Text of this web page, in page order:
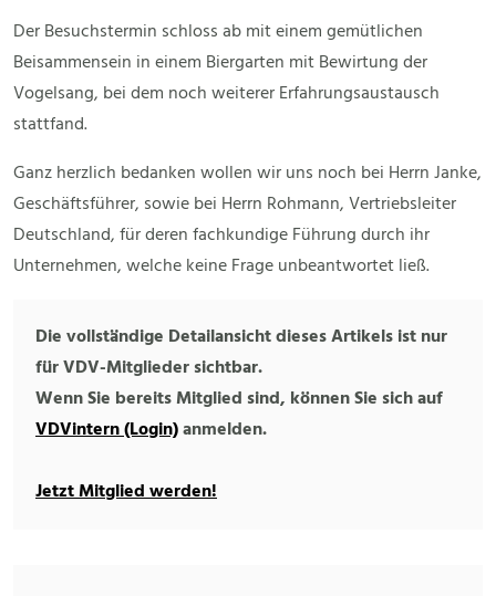
Der Besuchstermin schloss ab mit einem gemütlichen
Beisammensein in einem Biergarten mit Bewirtung der
Vogelsang, bei dem noch weiterer Erfahrungsaustausch
stattfand.
Ganz herzlich bedanken wollen wir uns noch bei Herrn Janke,
Geschäftsführer, sowie bei Herrn Rohmann, Vertriebsleiter
Deutschland, für deren fachkundige Führung durch ihr
Unternehmen, welche keine Frage unbeantwortet ließ.
Die vollständige Detailansicht dieses Artikels ist nur
für VDV-Mitglieder sichtbar.
Wenn Sie bereits Mitglied sind, können Sie sich auf
VDVintern (Login)anmelden.
Jetzt Mitglied werden!